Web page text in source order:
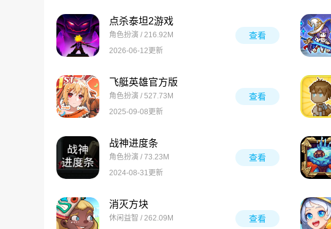
点杀泰坦2游戏
角色扮演 / 216.92M
2026-06-12更新
查看
飞艇英雄官方版
角色扮演 / 527.73M
2025-09-08更新
查看
战神进度条
角色扮演 / 73.23M
2024-08-31更新
查看
消灭方块
休闲益智 / 262.09M
查看